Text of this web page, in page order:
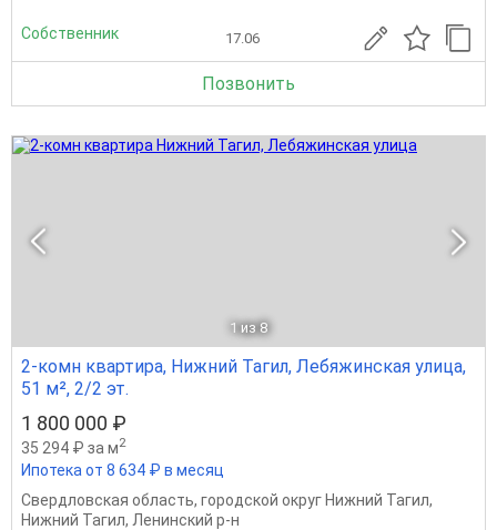
Собственник 17.06
Позвонить
1 из 8
2-комн квартира, Нижний Тагил, Лебяжинская улица,
51 м², 2/2 эт.
1 800 000 ₽
35 294 ₽ за м2
Ипотека от 8 634 ₽ в месяц
Свердловская область, городской округ Нижний Тагил,
Нижний Тагил, Ленинский р-н